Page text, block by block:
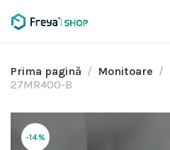
Prima pagină Monitoare
27MR400-B
-14%